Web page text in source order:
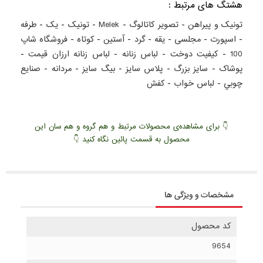
هشتگ های مرتبط :
تونیک و پیراهن-تصویر کاتالوگ -
Melek
-تونیک -یک - طرفه
- اسپورت -مجلسی -یقه -گرد -آستین-کوتاه- فروشگاه شاپ
100
-کيفيت دوخت - لباس زنانه - لباس زنانه ارزان قيمت-
پوشاک - سايز بزرگ - پلاس سايز-بيگ سايز-مردانه - صنايع
چوبي - لباس خواب -کفش
👇 برای مشاهده‌ی محصولات مرتبط و هم گروه و هم سان این
محصول به قسمت پائین نگاه کنید 👇
مشخصات و ویژگی ها
کد محصول
9654